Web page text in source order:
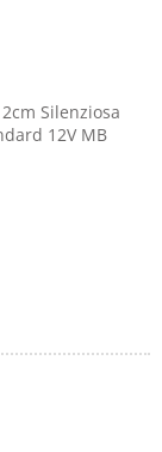
Silenziosa
12V MB